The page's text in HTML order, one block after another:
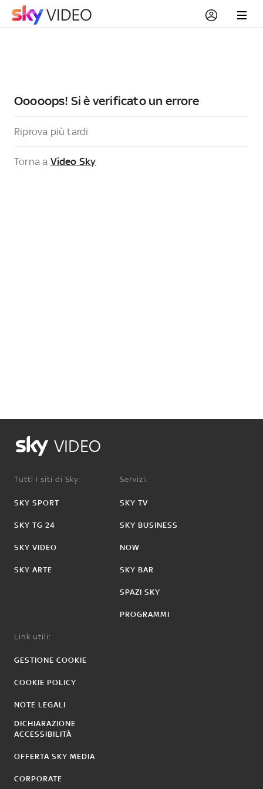
Ooooops! Si è verificato un errore
Riprova più tardi
Torna a Video Sky
VIDEO
Tutti i siti di Sky:
SKY SPORT
SKY TG 24
SKY VIDEO
SKY ARTE
Servizi:
SKY TV
SKY BUSINESS
NOW
SKY BAR
SPAZI SKY
PROGRAMMI
Link utili:
GESTIONE COOKIE
COOKIE POLICY
NOTE LEGALI
DICHIARAZIONE
ACCESSIBILITÀ
OFFERTA SKY MEDIA
CORPORATE